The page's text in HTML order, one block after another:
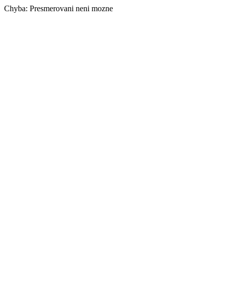
Chyba: Presmerovani neni mozne